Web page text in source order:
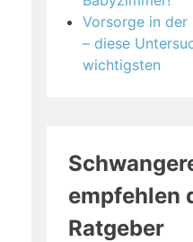
Vorsorge in der
– diese
wichtigsten
empfehlen
Ratgeber